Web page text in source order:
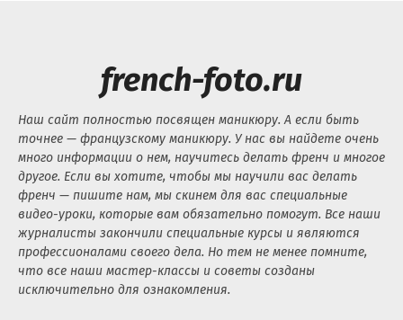
french-foto.ru
Наш сайт полностью посвящен маникюру. А если быть
точнее — французскому маникюру. У нас вы найдете очень
много информации о нем, научитесь делать френч и многое
другое. Если вы хотите, чтобы мы научили вас делать
френч — пишите нам, мы скинем для вас специальные
видео-уроки, которые вам обязательно помогут. Все наши
журналисты закончили специальные курсы и являются
профессионалами своего дела. Но тем не менее помните,
что все наши мастер-классы и советы созданы
исключительно для ознакомления.